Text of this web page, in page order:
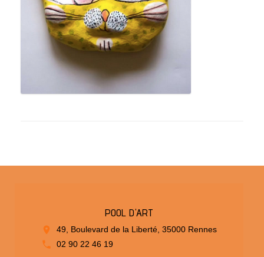
POOL D'ART
49, Boulevard de la Liberté, 35000 Rennes
02 90 22 46 19